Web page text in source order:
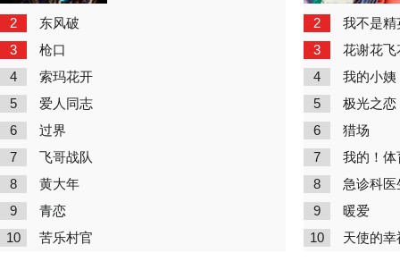
2 东风破
3 枪口
4 索玛花开
5 爱人同志
6 过界
7 飞哥战队
8 黄大年
9 青恋
10 苦乐村官
2 我不是精
3 花谢花飞
4 我的小姨
5 极光之恋
6 猎场
7 我的！体
8 急诊科医
9 暖爱
10 天使的幸